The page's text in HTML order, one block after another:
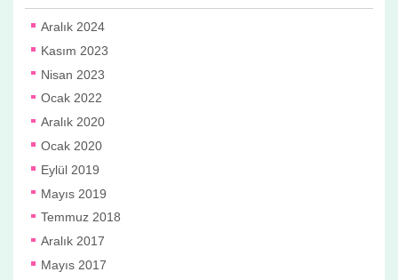
Aralık 2024
Kasım 2023
Nisan 2023
Ocak 2022
Aralık 2020
Ocak 2020
Eylül 2019
Mayıs 2019
Temmuz 2018
Aralık 2017
Mayıs 2017